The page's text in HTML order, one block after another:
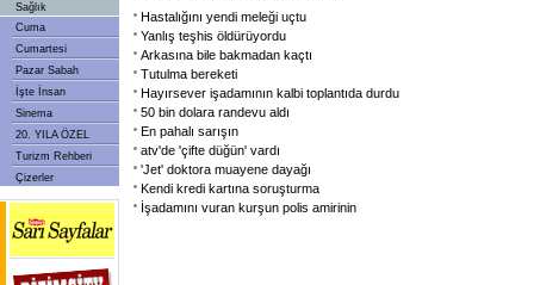
Sağlık
Cuma
Cumartesi
Pazar Sabah
İşte İnsan
Sinema
20. YILA ÖZEL
Turizm Rehberi
Çizerler
Hastalığını yendi meleği uçtu
Yanlış teşhis öldürüyordu
Arkasına bile bakmadan kaçtı
Tutulma bereketi
Hayırsever işadamının kalbi toplantıda durdu
50 bin dolara randevu aldı
En pahalı sarışın
atv'de 'çifte düğün' vardı
'Jet' doktora muayene dayağı
Kendi kredi kartına soruşturma
İşadamını vuran kurşun polis amirinin